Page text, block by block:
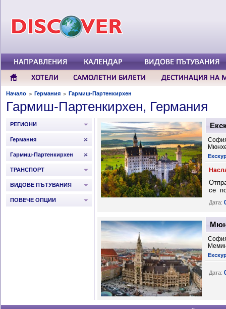
Начало > Германия > Гармиш-Партенкирхен
Гармиш-Партенкирхен, Германия
РЕГИОНИ
Германия
Гармиш-Партенкирхен
ТРАНСПОРТ
ВИДОВЕ ПЪТУВАНИЯ
ПОВЕЧЕ ОПЦИИ
се
Дата:
Дата: